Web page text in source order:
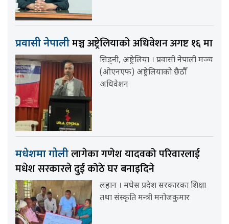
प्रवासी नेपालीमञ्च अष्ट्रेलियाको अधिवेशन अगष्ट १६ मा
सिड्नी, अष्ट्रेलिया । प्रवासी नेपाली मञ्च
(ओएनएफ) अष्ट्रेलियाको छैठौँ
अधिवेशन
मधेशमा गोलीलागेका गणेश यादवको परिवारलाई
मधेश सरकारले दुई कोठे घर बनाइदिने
लहान । मधेस प्रदेश सरकारका शिक्षा
तथा संस्कृति मन्त्री मनोजकुमार